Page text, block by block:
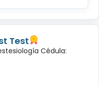
Test
Cédula: